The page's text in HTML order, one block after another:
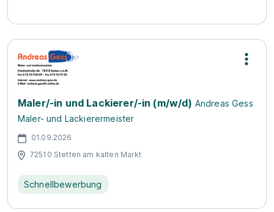
Maler/-in und Lackierer/-in (m/w/d) Andreas Gess
Maler- und Lackierermeister
01.09.2026
72510 Stetten am kalten Markt
Schnellbewerbung